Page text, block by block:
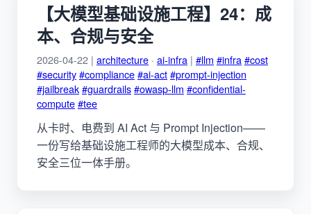
【大模型基础设施工程】24：成
本、合规与安全
2026-04-22 | architecture · ai-infra | #llm #infra#cost
#security#compliance#ai-act#prompt-injection
#jailbreak#guardrails#owasp-llm #confidential-
compute#tee
从卡时、电费到 AI Act 与 Prompt Injection——
一份写给基础设施工程师的大模型成本、合规、
安全三位一体手册。